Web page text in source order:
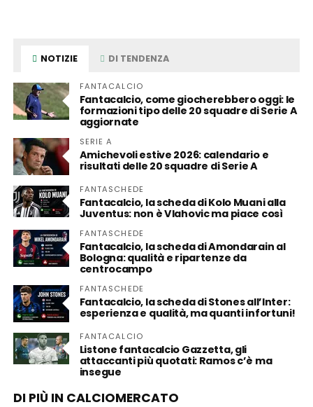
NOTIZIE DI TENDENZA
FANTACALCIO
Fantacalcio, come giocherebbero oggi: le
formazioni tipo delle 20 squadre di Serie A
aggiornate
SERIE A
Amichevoli estive 2026: calendario e
risultati delle 20 squadre di Serie A
FANTASCHEDE
Fantacalcio, la scheda di Kolo Muani alla
Juventus: non è Vlahovic ma piace così
FANTASCHEDE
Fantacalcio, la scheda di Amondarain al
Bologna: qualità e ripartenze da
centrocampo
FANTASCHEDE
Fantacalcio, la scheda di Stones all’Inter:
esperienza e qualità, ma quanti infortuni!
FANTACALCIO
Listone fantacalcio Gazzetta, gli
attaccanti più quotati: Ramos c’è ma
insegue
DI PIÙ IN CALCIOMERCATO